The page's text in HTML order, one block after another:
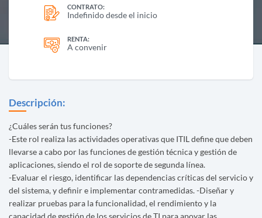
CONTRATO:
Indefinido desde el inicio
RENTA:
A convenir
Descripción:
¿Cuáles serán tus funciones?
-Este rol realiza las actividades operativas que ITIL define que deben
llevarse a cabo por las funciones de gestión técnica y gestión de
aplicaciones, siendo el rol de soporte de segunda línea.
-Evaluar el riesgo, identificar las dependencias críticas del servicio y
del sistema, y definir e implementar contramedidas. -Diseñar y
realizar pruebas para la funcionalidad, el rendimiento y la
capacidad de gestión de los servicios de TI para apoyar las